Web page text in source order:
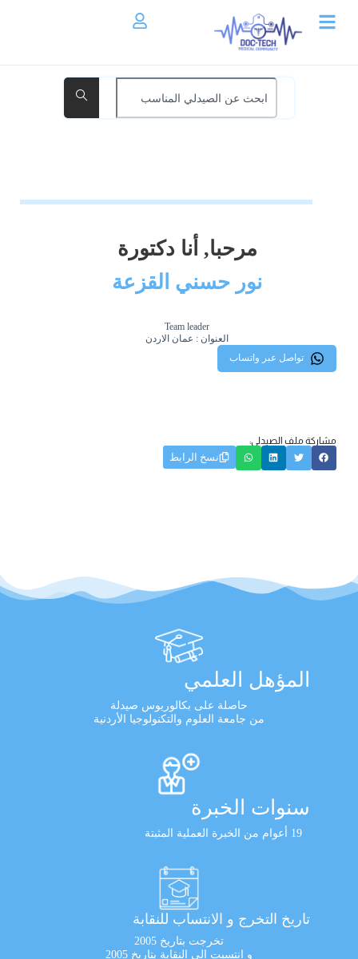
مرحبا, أنا دكتورة
نور حسني القزعة
Team leader
العنوان : عمان الاردن
تواصل عبر واتساب
مشاركة ملف الصيدلي:
نسخ الرابط
المؤهل العلمي
حاصلة على بكالوريوس صيدلة
من جامعة العلوم والتكنولوجيا الأردنية
سنوات الخبرة
19 أعوام من الخبرة العملية المثبتة
تاريخ التخرج و الانتساب للنقابة
تخرجت بتاريخ 2005
و انتسبت الي النقابة بتاريخ 2005